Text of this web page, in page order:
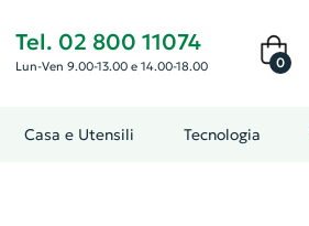
Tel. 02 800 11074
Lun-Ven 9.00-13.00 e 14.00-18.00 0
Casa e Utensili Tecnologia